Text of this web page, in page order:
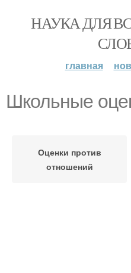
НАУКА ДЛЯ
главная
Школьные
Оценки против
отношений